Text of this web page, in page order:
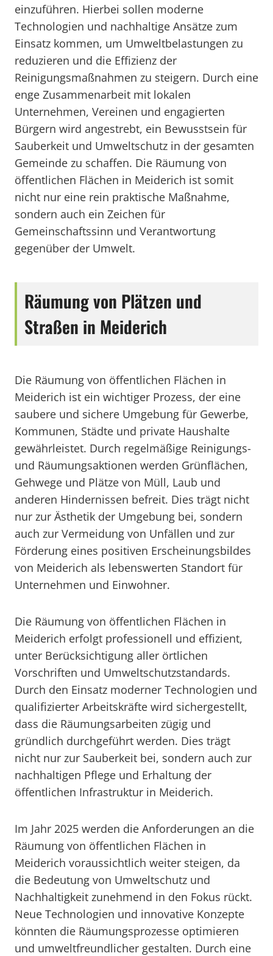
einzuführen. Hierbei sollen moderne
Technologien und nachhaltige Ansätze zum
Einsatz kommen, um Umweltbelastungen zu
reduzieren und die Effizienz der
Reinigungsmaßnahmen zu steigern. Durch eine
enge Zusammenarbeit mit lokalen
Unternehmen, Vereinen und engagierten
Bürgern wird angestrebt, ein Bewusstsein für
Sauberkeit und Umweltschutz in der gesamten
Gemeinde zu schaffen. Die Räumung von
öffentlichen Flächen in Meiderich ist somit
nicht nur eine rein praktische Maßnahme,
sondern auch ein Zeichen für
Gemeinschaftssinn und Verantwortung
gegenüber der Umwelt.
Räumung von Plätzen und
Straßen in Meiderich
Die Räumung von öffentlichen Flächen in
Meiderich ist ein wichtiger Prozess, der eine
saubere und sichere Umgebung für Gewerbe,
Kommunen, Städte und private Haushalte
gewährleistet. Durch regelmäßige Reinigungs-
und Räumungsaktionen werden Grünflächen,
Gehwege und Plätze von Müll, Laub und
anderen Hindernissen befreit. Dies trägt nicht
nur zur Ästhetik der Umgebung bei, sondern
auch zur Vermeidung von Unfällen und zur
Förderung eines positiven Erscheinungsbildes
von Meiderich als lebenswerten Standort für
Unternehmen und Einwohner.
Die Räumung von öffentlichen Flächen in
Meiderich erfolgt professionell und effizient,
unter Berücksichtigung aller örtlichen
Vorschriften und Umweltschutzstandards.
Durch den Einsatz moderner Technologien und
qualifizierter Arbeitskräfte wird sichergestellt,
dass die Räumungsarbeiten zügig und
gründlich durchgeführt werden. Dies trägt
nicht nur zur Sauberkeit bei, sondern auch zur
nachhaltigen Pflege und Erhaltung der
öffentlichen Infrastruktur in Meiderich.
Im Jahr 2025 werden die Anforderungen an die
Räumung von öffentlichen Flächen in
Meiderich voraussichtlich weiter steigen, da
die Bedeutung von Umweltschutz und
Nachhaltigkeit zunehmend in den Fokus rückt.
Neue Technologien und innovative Konzepte
könnten die Räumungsprozesse optimieren
und umweltfreundlicher gestalten. Durch eine